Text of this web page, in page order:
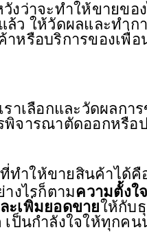
ว่าจะทําให้ขายขอ
ว ให้วัดผลและทําก
าหรือบริการของเพื่
าเลือกและวัดผลกา
จารณาตัดออกหรือ
ที่ทําให้ขายสินค้าได้
งไรก็ตามความตั้งใ
ะเพิ่มยอดขายให้กับ
ป็นกำลังใจให้ทุกคน